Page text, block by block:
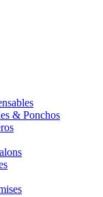
& Ponchos